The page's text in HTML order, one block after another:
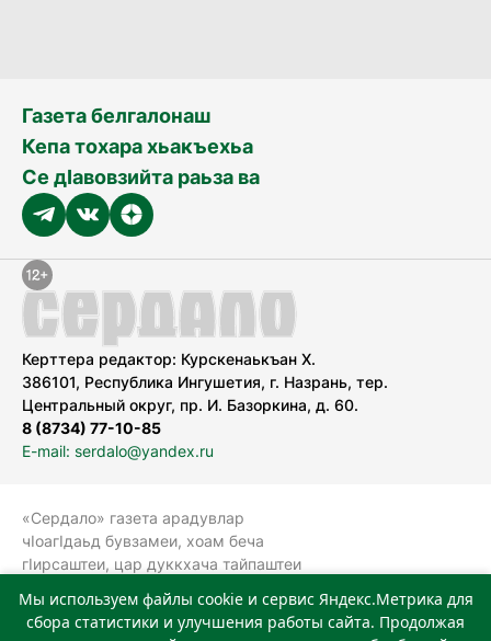
Газета белгалонаш
Кепа тохара хьакъехьа
Се дӀавовзийта раьза ва
Керттера редактор: Курскенаькъан Х.
386101, Республика Ингушетия, г. Назрань, тер.
Центральный округ, пр. И. Базоркина, д. 60.
8 (8734) 77-10-85
E-mail: serdalo@yandex.ru
«Сердало» газета арадувлар
чIоагIдаьд бувзамеи, хоам беча
гIирсаштеи, цар дуккхача тайпаштеи
болхлоша (Роскомнадзор).
Реестровая запись СМИ: ЭЛ № ФС 77-
Мы используем файлы cookie и сервис Яндекс.Метрика для
сбора статистики и улучшения работы сайта. Продолжая